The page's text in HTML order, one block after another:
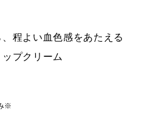
程よい血色感をあたえる
プクリーム
※